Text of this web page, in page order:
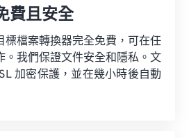
費且安全
標檔案轉換器完全免費，可在任
。我們保證文件安全和隱私。文
加密保護，並在幾小時後自動